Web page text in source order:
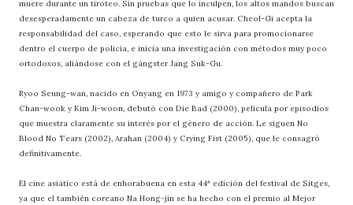
muere durante un tiroteo. Sin pruebas que lo inculpen, los altos mandos buscan
desesperadamente un cabeza de turco a quien acusar. Cheol-Gi acepta la
responsabilidad del caso, esperando que esto le sirva para promocionarse
dentro el cuerpo de policía, e inicia una investigación con métodos muy poco
ortodoxos, aliándose con el gángster Jang Suk-Gu.
Ryoo Seung-wan, nacido en Onyang en 1973 y amigo y compañero de Park
Chan-wook y Kim Ji-woon, debutó con Die Bad (2000), película por episodios
que muestra claramente su interés por el género de acción. Le siguen No
Blood No Tears (2002), Arahan (2004) y Crying Fist (2005), que le consagró
definitivamente.
El cine asiático está de enhorabuena en esta 44ª edición del festival de Sitges,
ya que el también coreano Na Hong-jin se ha hecho con el premio al Mejor